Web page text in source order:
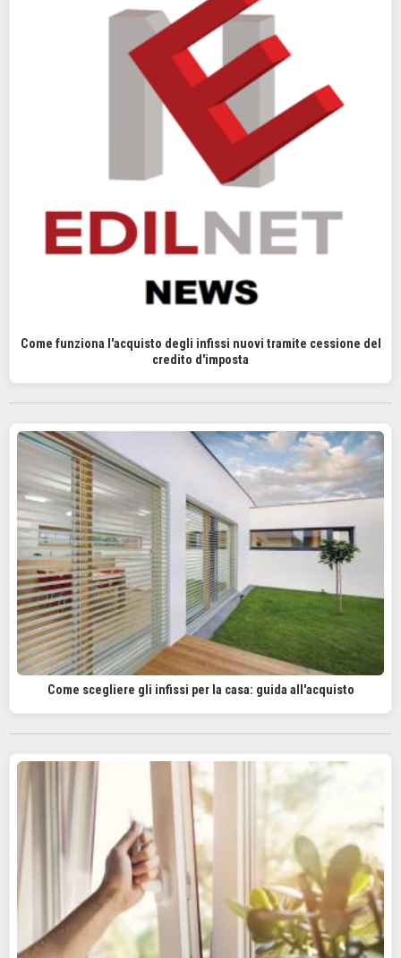
Come funziona l'acquisto degli infissi nuovi tramite cessione del
credito d'imposta
Come scegliere gli infissi per la casa: guida all'acquisto